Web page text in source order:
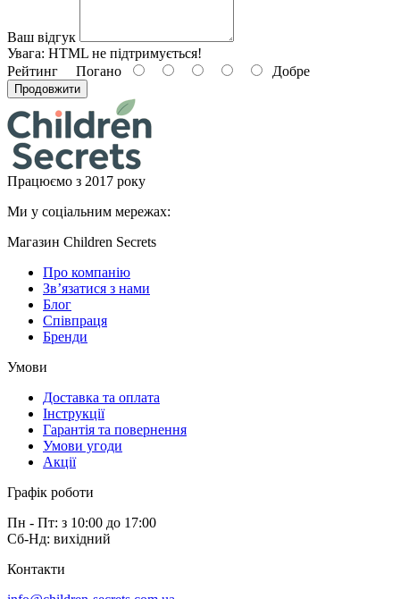
Ваш відгук
Увага: HTML не підтримується!
Рейтинг Погано Добре
Продовжити
Працюємо з 2017 року
Ми у соціальним мережах:
Магазин Children Secrets
Про компанію
Зв’язатися з нами
Блог
Співпраця
Бренди
Умови
Доставка та оплата
Інструкції
Гарантія та повернення
Умови угоди
Акції
Графік роботи
Пн - Пт: з 10:00 до 17:00
Сб-Нд: вихідний
Контакти